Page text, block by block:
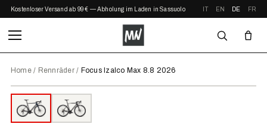
Kostenloser Versand ab 99 € — Abholung im Laden in Sassuolo IT EN DE FR
Home/ Rennräder/ Focus Izalco Max 8.8 2026
2026 AUF LAGER